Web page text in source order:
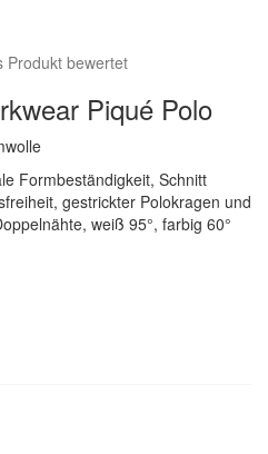
Produkt bewertet
Piqué Polo
Formbeständigkeit, Schnitt
gestrickter Polokragen und
weiß 95°, farbig 60°